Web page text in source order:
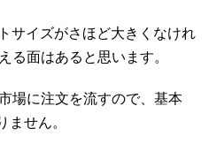
サイズがさほど大きくなけれ
る面はあると思います。
場に注文を流すので、基本
ません。